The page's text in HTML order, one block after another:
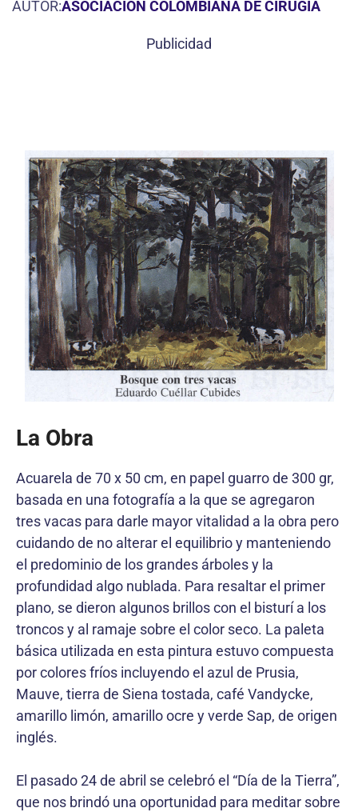
AUTOR:ASOCIACIÓN COLOMBIANA DE CIRUGÍA
Publicidad
La Obra
Acuarela de 70 x 50 cm, en papel guarro de 300 gr,
basada en una fotografía a la que se agregaron
tres vacas para darle mayor vitalidad a la obra pero
cuidando de no alterar el equilibrio y manteniendo
el predominio de los grandes árboles y la
profundidad algo nublada. Para resaltar el primer
plano, se dieron algunos brillos con el bisturí a los
troncos y al ramaje sobre el color seco. La paleta
básica utilizada en esta pintura estuvo compuesta
por colores fríos incluyendo el azul de Prusia,
Mauve, tierra de Siena tostada, café Vandycke,
amarillo limón, amarillo ocre y verde Sap, de origen
inglés.
El pasado 24 de abril se celebró el “Día de la Tierra”,
que nos brindó una oportunidad para meditar sobre